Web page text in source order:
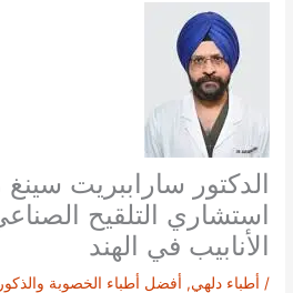
الدكتور ساراببريت سينغ
استشاري التلقيح
الأنابيب في الهند
/ أطباء دلهي, أفضل أطباء الخصوبة والذكورة